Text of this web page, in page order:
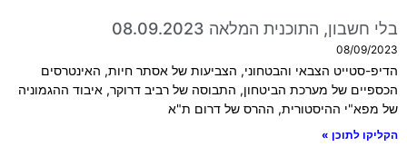
בלי חשבון, התוכנית המלאה 08.09.2023
08/09/2023
הדיפ-סטייט הצבאי והבטחוני, הצביעות של אסתר חיות, האינטרסים
הכספיים של מערכת הביטחון, התבוסה של רביב דרוקר, איבוד ההגמוניה
של מפא"י ההיסטורית, ההרס של דרום ת"א
הקליקו לתוכן »